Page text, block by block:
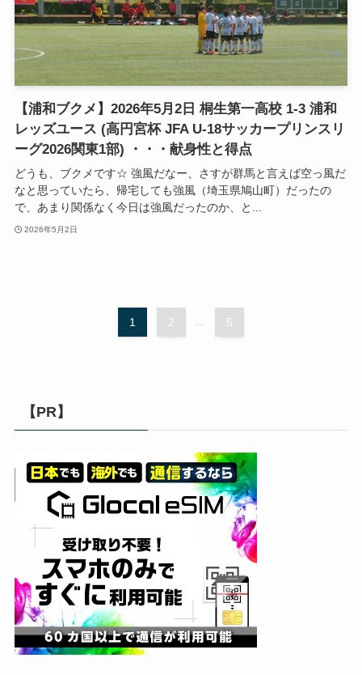
【浦和ブクメ】2026年5月2日 桐生第一高校 1-3 浦和
レッズユース (高円宮杯 JFA U-18サッカープリンスリ
ーグ2026関東1部) ・・・献身性と得点
どうも、ブクメです☆ 強風だなー、さすが群馬と言えば空っ風だ
なと思っていたら、帰宅しても強風（埼玉県鳩山町）だったの
で、あまり関係なく今日は強風だったのか、と...
2026年5月2日
1 2 5
【PR】